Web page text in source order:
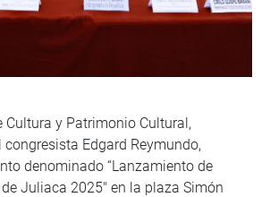
Cultura y Patrimonio Cultural,
congresista Edgard Reymundo,
denominado “Lanzamiento de
Juliaca 2025″ en la plaza Simón